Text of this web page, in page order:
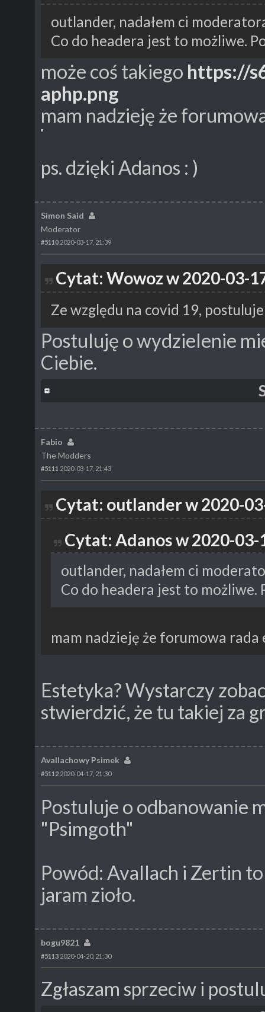
outlander, nadałem ci
Co do headera jest to możliwe.
może coś takiego https://
aphp.png
mam nadzieję że
ps. dzięki Adanos : )
Simon Said
Moderator
#5110 2020-03-17, 21:39
Cytat: Wowoz w 2020-03-
Ze względu na covid 19,
Postuluję o wydzielenie
Ciebie.
Fabio
The Modders
#5111 2020-03-17, 21:43
Cytat: outlander w 2020-
Cytat: Adanos w 2020-03-
outlander, nadałem ci
Co do headera jest to możliwe.
mam nadzieję że forumowa
Estetyka? Wystarczy
stwierdzić, że tu takiej za
Avallachowy Psimek
#5112 2020-04-17, 21:30
Postuluje o odbanowanie
"Psimgoth"
Powód: Avallach i Zertin
jaram zioło.
bogu9821
#5113 2020-04-20, 21:30
Zgłaszam sprzeciw i